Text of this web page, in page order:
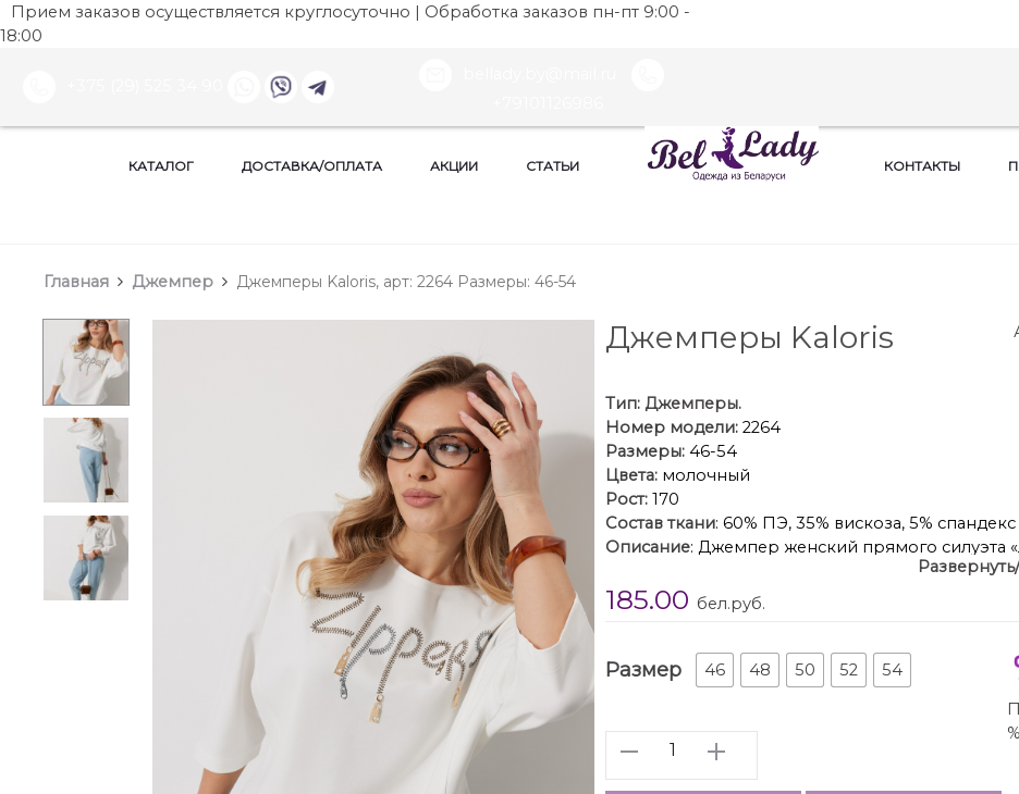
Прием заказов осуществляется круглосуточно | Обработка заказов пн-пт 9:00 -
18:00
КАТАЛОГ ДОСТАВКА/ОПЛАТА АКЦИИ СТАТЬИ КОНТАКТЫ
Главная Джемпер Джемперы Kaloris, арт: 2264 Размеры: 46-54
Джемперы Kaloris
Тип: Джемперы.
Номер модели:2264
Размеры:46-54
Цвета: молочный
Рост: 170
Состав ткани: 60% ПЭ, 35% вискоза, 5% спандекс
Описание: Джемпер женский прямого силуэта
спущенной линией плеча. По переду в области
пришивным декором. Рукав двухшовный 3/4
185.00 бел.руб.
Размер 46 48 50 52 54
Количество
%